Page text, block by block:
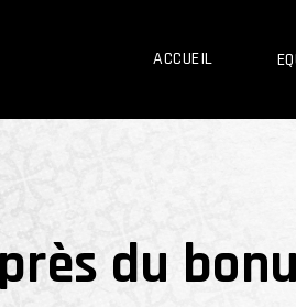
ACCUEIL
du